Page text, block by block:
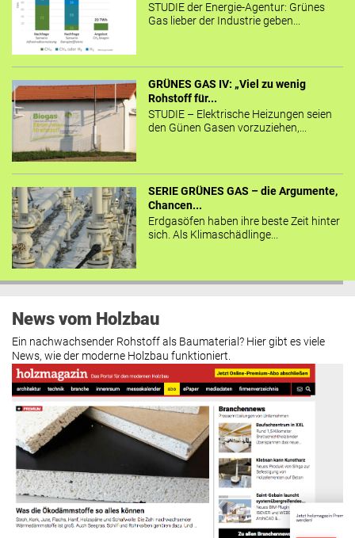
STUDIE der Energie-Agentur: Grünes
Gas lieber der Industrie geben...
GRÜNES GAS IV: „Viel zu wenig
Rohstoff für...
STUDIE – Elektrische Heizungen seien
den Günen Gasen vorzuziehen,...
SERIE GRÜNES GAS – die Argumente,
Chancen...
Erdgasöfen haben ihre beste Zeit hinter
sich. Als Klimaschädlinge...
News vom Holzbau
Ein nachwachsender Rohstoff als Baumaterial? Hier gibt es viele
News, wie der moderne Holzbau funktioniert.